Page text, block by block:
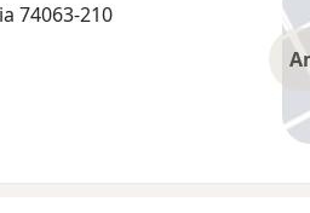
74063-210